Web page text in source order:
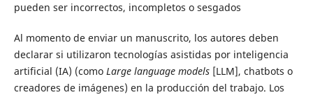
pueden ser incorrectos, incompletos o sesgados
Al momento de enviar un manuscrito, los autores deben
declarar si utilizaron tecnologías asistidas por inteligencia
artificial (IA) (como Large language models[LLM], chatbots o
creadores de imágenes) en la producción del trabajo. Los